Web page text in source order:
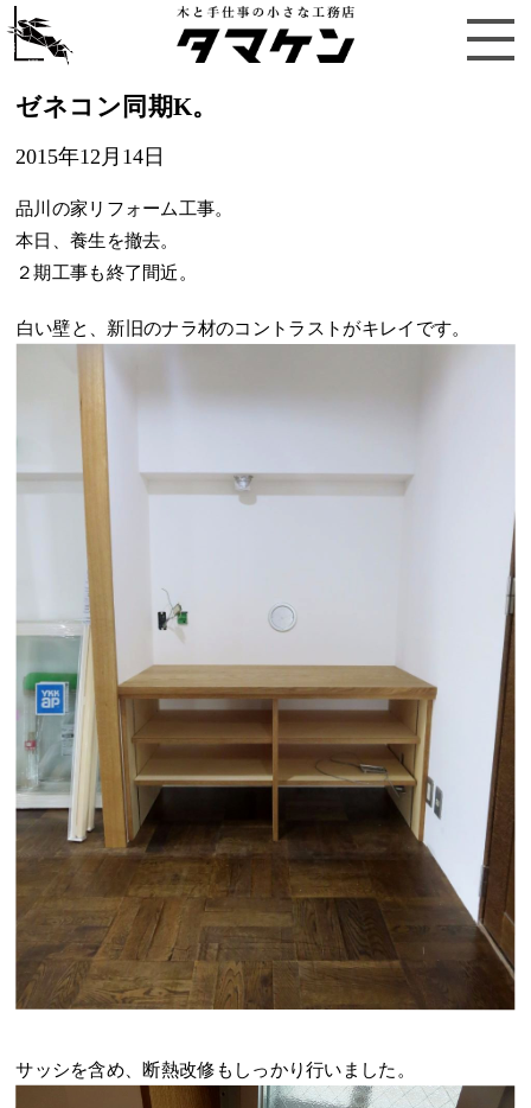
ゼネコン同期K。
2015年12月14日
品川の家リフォーム工事。
本日、養生を撤去。
２期工事も終了間近。
白い壁と、新旧のナラ材のコントラストがキレイです。
サッシを含め、断熱改修もしっかり行いました。